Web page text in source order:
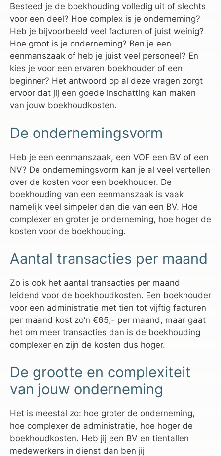
Besteed je de boekhouding volledig uit of slechts
voor een deel? Hoe complex is je onderneming?
Heb je bijvoorbeeld veel facturen of juist weinig?
Hoe groot is je onderneming? Ben je een
eenmanszaak of heb je juist veel personeel? En
kies je voor een ervaren boekhouder of een
beginner? Het antwoord op al deze vragen zorgt
ervoor dat jij een goede inschatting kan maken
van jouw boekhoudkosten.
De ondernemingsvorm
Heb je een eenmanszaak, een VOF een BV of een
NV? De ondernemingsvorm kan je al veel vertellen
over de kosten voor een boekhouder. De
boekhouding van een eenmanszaak is vaak
namelijk veel simpeler dan die van een BV. Hoe
complexer en groter je onderneming, hoe hoger de
kosten voor de boekhouding.
Aantal transacties per maand
Zo is ook het aantal transacties per maand
leidend voor de boekhoudkosten. Een boekhouder
voor een administratie met tien tot vijftig facturen
per maand kost zo’n €65,- per maand, maar gaat
het om meer transacties dan is de boekhouding
complexer en zijn de kosten dus hoger.
De grootte en complexiteit
van jouw onderneming
Het is meestal zo: hoe groter de onderneming,
hoe complexer de administratie, hoe hoger de
boekhoudkosten. Heb jij een BV en tientallen
medewerkers in dienst dan ben jij